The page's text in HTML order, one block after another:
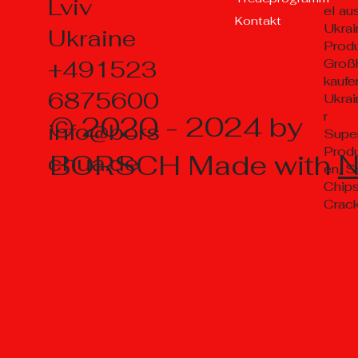
Lviv
Ukraine
+491523
6875600
info@bors
chua.de
© 2020 - 2024 by
BORSCH Made with
Kontakt
el
r
en,